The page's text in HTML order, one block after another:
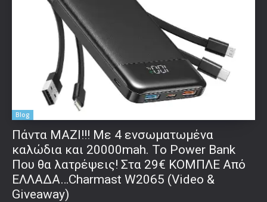
Blog
Πάντα ΜΑΖΙ!!! Με 4 ενσωματωμένα
καλώδια και 20000mah. Το Power Bank
Που θα λατρέψεις! Στα 29€ ΚΟΜΠΛΕ Από
ΕΛΛΑΔΑ…Charmast W2065 (Video &
Giveaway)